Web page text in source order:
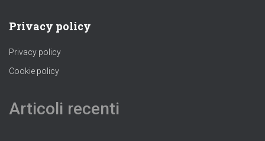
Privacy policy
Privacy policy
Cookie policy
Articoli recenti